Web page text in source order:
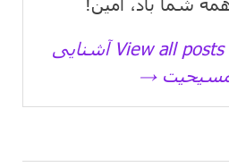
View all posts by آشنایی
مسیحیت →